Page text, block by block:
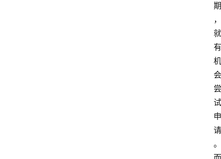
期
，
就
有
机
会
尝
试
申
请
。